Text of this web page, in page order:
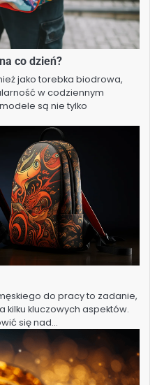
co dzień?
jako torebka biodrowa,
w codziennym
są nie tylko
do pracy to zadanie,
kluczowych aspektów.
się nad…